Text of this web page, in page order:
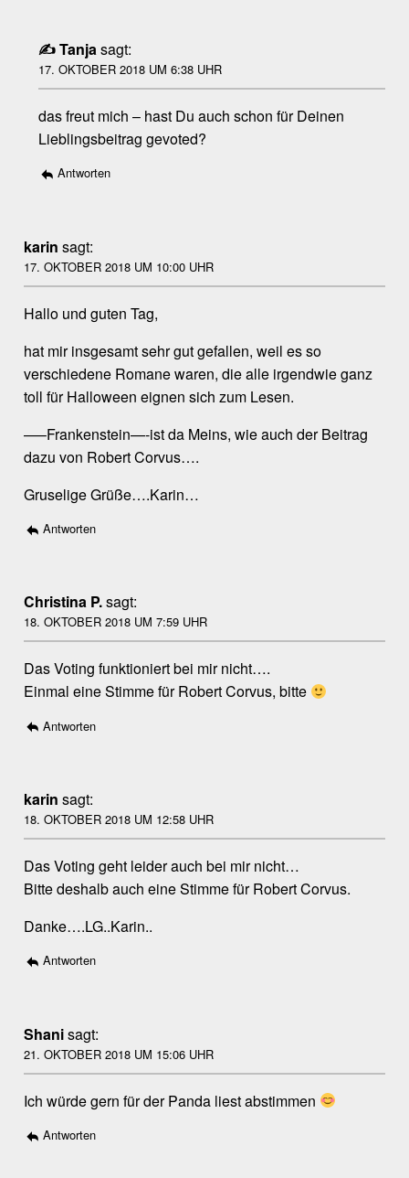
Tanjasagt:
17. OKTOBER 2018 UM 6:38 UHR
das freut mich – hast Du auch schon für Deinen
Lieblingsbeitrag gevoted?
Antworten
karin sagt:
17. OKTOBER 2018 UM 10:00 UHR
Hallo und guten Tag,
hat mir insgesamt sehr gut gefallen, weil es so
verschiedene Romane waren, die alle irgendwie ganz
toll für Halloween eignen sich zum Lesen.
—–Frankenstein—-ist da Meins, wie auch der Beitrag
dazu von Robert Corvus….
Gruselige Grüße….Karin…
Antworten
Christina P.sagt:
18. OKTOBER 2018 UM 7:59 UHR
Das Voting funktioniert bei mir nicht….
Einmal eine Stimme für Robert Corvus, bitte
Antworten
karin sagt:
18. OKTOBER 2018 UM 12:58 UHR
Das Voting geht leider auch bei mir nicht…
Bitte deshalb auch eine Stimme für Robert Corvus.
Danke….LG..Karin..
Antworten
Shanisagt:
21. OKTOBER 2018 UM 15:06 UHR
Ich würde gern für der Panda liest abstimmen
Antworten